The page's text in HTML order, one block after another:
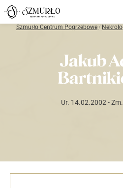
Szmurło Centrum Pogrzebowe /
Jakub
Ur. 14.02.2002 -